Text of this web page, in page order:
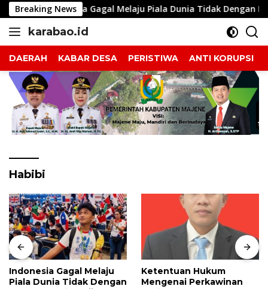
Langsung
ke
konten
Breaking News
Indonesia Gagal Melaju Piala Dunia Tidak Dengan Herson
karabao.id
Tegas
Tajam
DAERAH KABAR DESA PERISTIWA ANTI KORUPSI
Habibi
Indonesia Gagal Melaju
Piala Dunia Tidak Dengan
Ketentuan Hukum
Mengenai Perkawinan